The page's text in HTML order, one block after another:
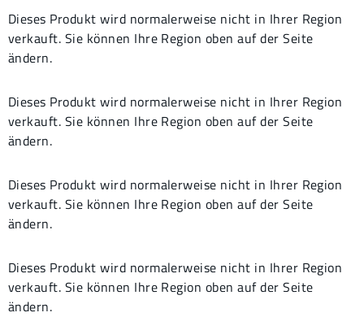
Dieses Produkt wird normalerweise nicht in Ihrer Region
verkauft. Sie können Ihre Region oben auf der Seite
ändern.
Dieses Produkt wird normalerweise nicht in Ihrer Region
verkauft. Sie können Ihre Region oben auf der Seite
ändern.
Dieses Produkt wird normalerweise nicht in Ihrer Region
verkauft. Sie können Ihre Region oben auf der Seite
ändern.
Dieses Produkt wird normalerweise nicht in Ihrer Region
verkauft. Sie können Ihre Region oben auf der Seite
ändern.